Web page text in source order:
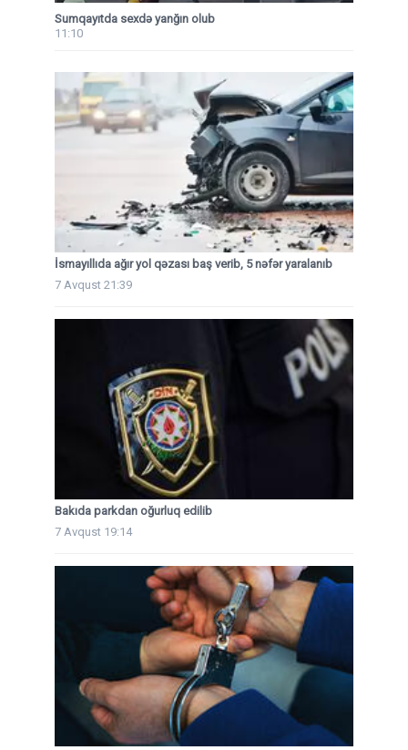
Sumqayıtda sexdə yanğın olub
11:10
İsmayıllıda ağır yol qəzası baş verib, 5 nəfər yaralanıb
7 Avqust 21:39
Bakıda parkdan oğurluq edilib
7 Avqust 19:14